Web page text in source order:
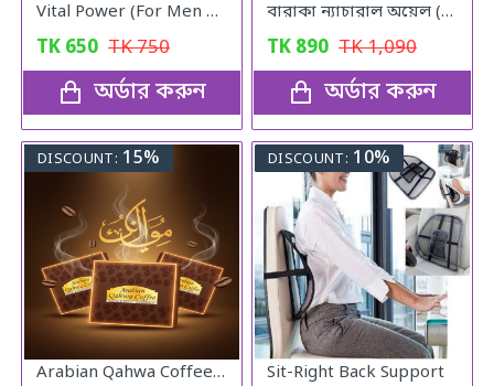
Vital Power (For Men & Woman)
TK 650 TK750
অর্ডার করুন
বারাকা ন্যাচারাল অয়েল (Baraka Natural oil) – 120 মিলি
TK 890 TK1,090
অর্ডার করুন
DISCOUNT: 15%
Arabian Qahwa Coffee – অরিজিনাল আরবীয় কফি
DISCOUNT: 10%
Sit-Right Back Support